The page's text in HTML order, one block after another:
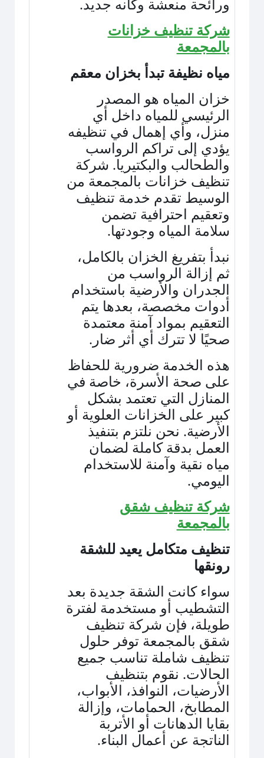
ورائحة منعشة وكأنه جديد.
شركة تنظيف خزانات
بالمجمعة
مياه نظيفة تبدأ بخزان معقم
خزان المياه هو المصدر
الرئيسي للمياه داخل أي
منزل، وأي إهمال في تنظيفه
يؤدي إلى تراكم الرواسب
والطحالب والبكتيريا. شركة
تنظيف خزانات بالمجمعة من
الوسيط تقدم خدمة تنظيف
وتعقيم احترافية تضمن
سلامة المياه وجودتها.
نبدأ بتفريغ الخزان بالكامل،
ثم إزالة الرواسب من
الجدران والأرضية باستخدام
أدوات مخصصة، بعدها يتم
التعقيم بمواد آمنة معتمدة
صحيًا لا تترك أي أثر ضار .
هذه الخدمة ضرورية للحفاظ
على صحة الأسرة، خاصة في
المنازل التي تعتمد بشكل
كبير على الخزانات العلوية أو
الأرضية. نحن نلتزم بتنفيذ
العمل بدقة كاملة لضمان
مياه نقية وآمنة للاستخدام
اليومي.
شركة تنظيف شقق
بالمجمعة
تنظيف متكامل يعيد للشقة
رونقها
سواء كانت الشقة جديدة بعد
التشطيب أو مستخدمة لفترة
طويلة، فإن شركة تنظيف
شقق بالمجمعة توفر حلول
تنظيف شاملة تناسب جميع
الحالات. نقوم بتنظيف
الأرضيات، النوافذ، الأبواب،
المطابخ، الحمامات، وإزالة
بقايا الدهانات أو الأتربة
الناتجة عن أعمال البناء.